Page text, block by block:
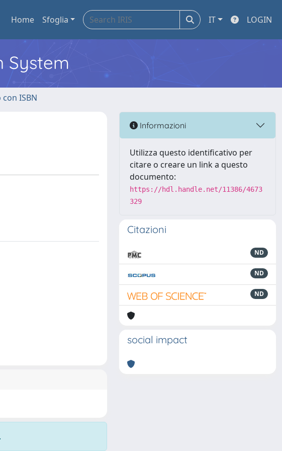
Home Sfoglia IT LOGIN
System
ISBN
Informazioni
Utilizza questo identificativo per
citare o creare un link a questo
documento:
https://hdl.handle.net/11386/4673
329
Citazioni
ND
ND
ND
social impact